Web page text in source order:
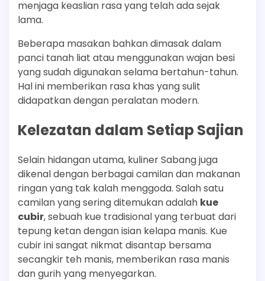
menjaga keaslian rasa yang telah ada sejak
lama.
Beberapa masakan bahkan dimasak dalam
panci tanah liat atau menggunakan wajan besi
yang sudah digunakan selama bertahun-tahun.
Hal ini memberikan rasa khas yang sulit
didapatkan dengan peralatan modern.
Kelezatan dalam Setiap Sajian
Selain hidangan utama, kuliner Sabang juga
dikenal dengan berbagai camilan dan makanan
ringan yang tak kalah menggoda. Salah satu
camilan yang sering ditemukan adalah kue
cubir, sebuah kue tradisional yang terbuat dari
tepung ketan dengan isian kelapa manis. Kue
cubir ini sangat nikmat disantap bersama
secangkir teh manis, memberikan rasa manis
dan gurih yang menyegarkan.